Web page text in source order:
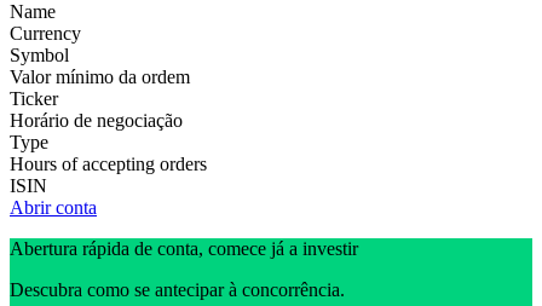
Name
Currency
Symbol
Valor mínimo da ordem
Ticker
Horário de negociação
Type
Hours of accepting orders
ISIN
Abrir conta
Abertura rápida de conta, comece já a investir
Descubra como se antecipar à concorrência.